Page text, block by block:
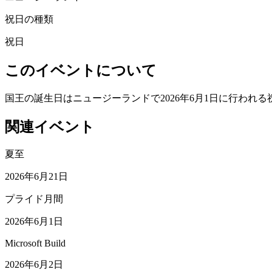
祝日の種類
祝日
このイベントについて
国王の誕生日はニュージーランドで2026年6月1日に行われる
関連イベント
夏至
2026年6月21日
プライド月間
2026年6月1日
Microsoft Build
2026年6月2日